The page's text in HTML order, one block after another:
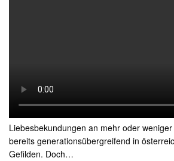
Liebesbekundungen an mehr oder
bereits generationsübergreifend in
Gefilden. Doch…